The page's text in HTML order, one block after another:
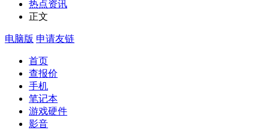
热点资讯
正文
电脑版 申请友链
首页
查报价
手机
笔记本
游戏硬件
影音